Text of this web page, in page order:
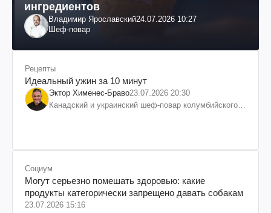
ингредиентов
Владимир Ярославский24.07.2026 10:27
Шеф-повар
Рецепты
Идеальный ужин за 10 минут
Эктор Хименес-Браво23.07.2026 20:30
Канадский и украинский шеф-повар колумбийского
Социум
Могут серьезно помешать здоровью: какие
продукты категорически запрещено давать собакам
23.07.2026 15:16